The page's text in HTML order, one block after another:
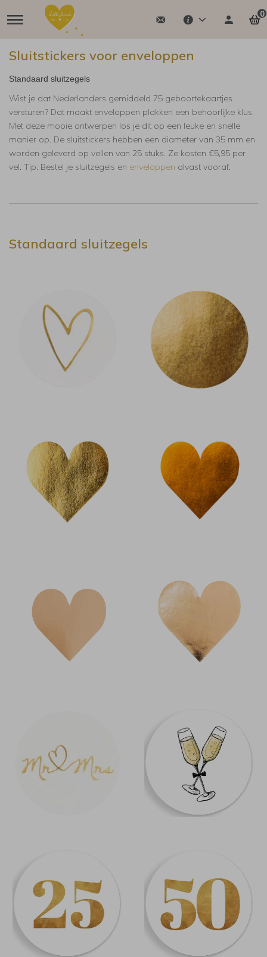
0
Sluitstickers voor enveloppen
Standaard sluitzegels
Wist je dat Nederlanders gemiddeld 75 geboortekaartjes
versturen? Dat maakt enveloppen plakken een behoorlijke klus.
Met deze mooie ontwerpen los je dit op een leuke en snelle
manier op. De sluitstickers hebben een diameter van 35 mm en
worden geleverd op vellen van 25 stuks. Ze kosten €5,95 per
vel. Tip: Bestel je sluitzegels en enveloppen alvast vooraf.
Standaard sluitzegels